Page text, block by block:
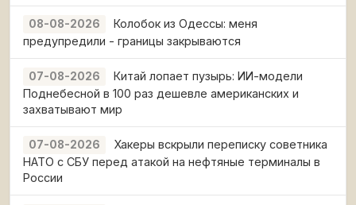
08-08-2026
Колобок из Одессы: меня
предупредили - границы закрываются
07-08-2026
Китай лопает пузырь: ИИ-модели
Поднебесной в 100 раз дешевле американских и
захватывают мир
07-08-2026
Хакеры вскрыли переписку советника
НАТО с СБУ перед атакой на нефтяные терминалы в
России